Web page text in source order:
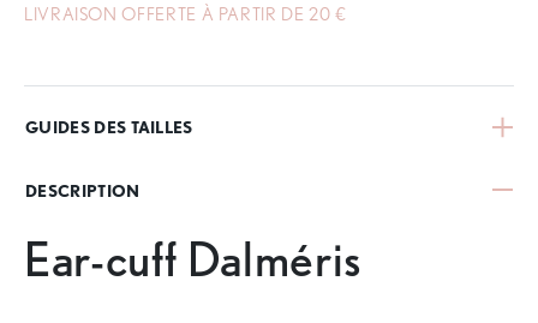
LIVRAISON OFFERTE À PARTIR DE 20 €
GUIDES DES TAILLES
DESCRIPTION
Ear-cuff Dalméris